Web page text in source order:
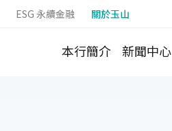
ESG 永續金融 關於玉山
本行簡介 新聞中心